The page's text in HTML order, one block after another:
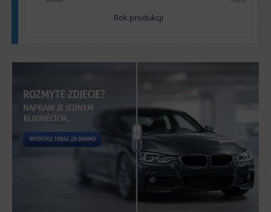
Rok produkcji